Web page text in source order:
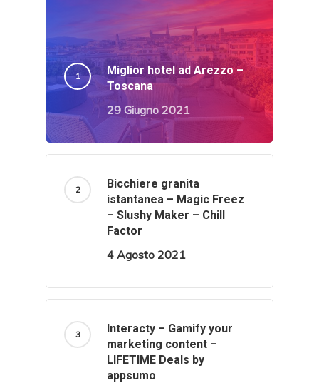
Miglior hotel ad Arezzo –
Toscana
29 Giugno 2021
Bicchiere granita
istantanea – Magic Freez
– Slushy Maker – Chill
Factor
4 Agosto 2021
Interacty – Gamify your
marketing content –
LIFETIME Deals by
appsumo